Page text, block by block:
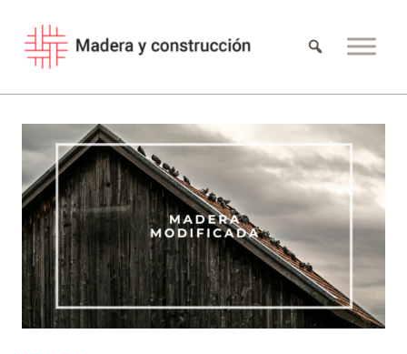
contenido